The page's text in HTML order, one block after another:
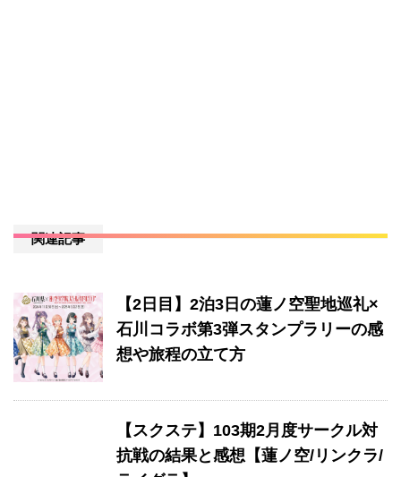
関連記事
【2日目】2泊3日の蓮ノ空聖地巡礼×
石川コラボ第3弾スタンプラリーの感
想や旅程の立て方
【スクステ】103期2月度サークル対
抗戦の結果と感想【蓮ノ空/リンクラ/